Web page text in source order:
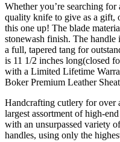
Whether you’re searching
quality knife to give as a gift,
this one up! The blade
stonewash finish. The handle
a full, tapered tang for
is 11 1/2 inches long(closed
with a Limited Lifetime
Boker Premium Leather
Handcrafting cutlery for over
largest assortment of high-
with an unsurpassed variety
handles, using only the